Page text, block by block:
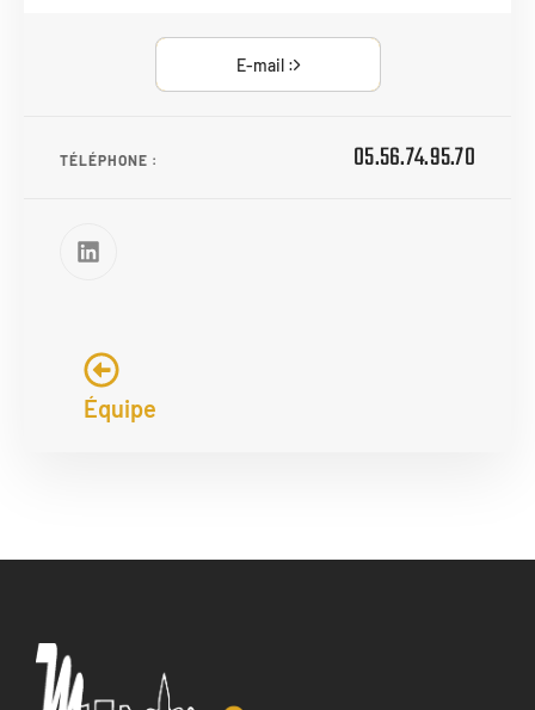
E-mail :
TÉLÉPHONE : 05.56.74.95.70
Équipe